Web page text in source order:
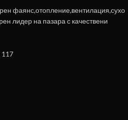
фаянс,отопление,вентилация,сухо
лидер на пазара с качествени
117